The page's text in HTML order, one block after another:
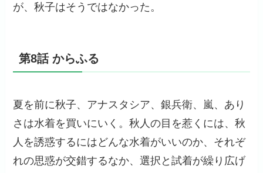
が、秋子はそうではなかった。
第8話 からふる
夏を前に秋子、アナスタシア、銀兵衛、嵐、あり
さは水着を買いにいく。秋人の目を惹くには、秋
人を誘惑するにはどんな水着がいいのか、それぞ
れの思惑が交錯するなか、選択と試着が繰り広げ